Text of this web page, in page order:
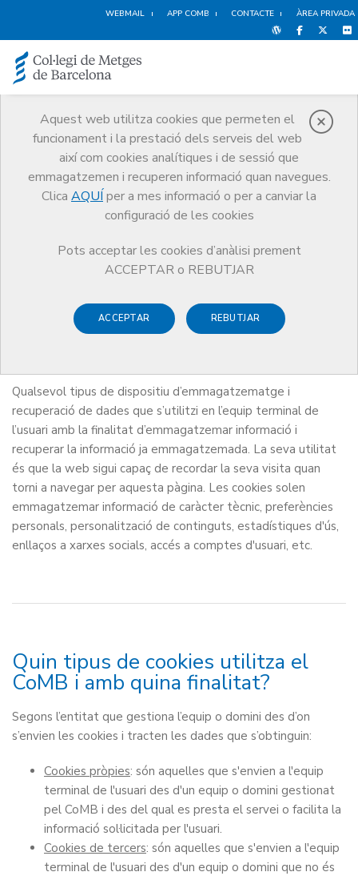
WEBMAIL APP COMB CONTACTE ÀREA PRIVADA
Aquest web utilitza cookies que permeten el
funcionament i la prestació dels serveis del web
així com cookies analítiques i de sessió que
emmagatzemen i recuperen informació quan navegues.
Clica AQUÍ per a mes informació o per a canviar la
configuració de les cookies
Pots acceptar les cookies d’anàlisi prement
ACCEPTAR o REBUTJAR
ACCEPTAR REBUTJAR
Política de Cookies
Politica de cookies del
Col·legi de Metges de
Barcelona (CoMB)
Qualsevol tipus de dispositiu d’emmagatzematge i
recuperació de dades que s’utilitzi en l’equip terminal de
l’usuari amb la finalitat d’emmagatzemar informació i
recuperar la informació ja emmagatzemada. La seva utilitat
és que la web sigui capaç de recordar la seva visita quan
torni a navegar per aquesta pàgina. Les cookies solen
emmagatzemar informació de caràcter tècnic, preferències
personals, personalització de continguts, estadístiques d'ús,
enllaços a xarxes socials, accés a comptes d'usuari, etc.
Quin tipus de cookies utilitza el
CoMB i amb quina finalitat?
Segons l’entitat que gestiona l’equip o domini des d’on
s’envien les cookies i tracten les dades que s’obtinguin:
Cookies pròpies: són aquelles que s'envien a l'equip
terminal de l'usuari des d'un equip o domini gestionat
pel CoMB i des del qual es presta el servei o facilita la
informació sol·licitada per l'usuari.
Cookies de tercers: són aquelles que s'envien a l'equip
terminal de l'usuari des d'un equip o domini que no és